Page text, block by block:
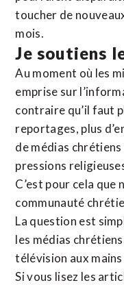
toucher de
mois.
Je soutiens
Au moment où les
emprise sur
contraire qu’il faut
reportages, plus
de médias
pressions
C’est pour cela que
communauté
La question est
les médias
télévision aux
Si vous lisez les